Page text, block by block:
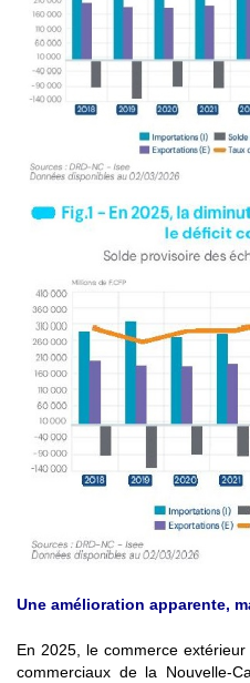
Une amélioration apparente,
En 2025, le commerce
commerciaux de la Nouvelle-